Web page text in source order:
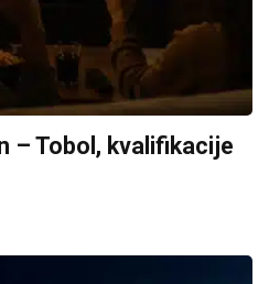
– Tobol, kvalifikacije